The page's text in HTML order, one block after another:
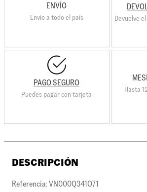
ENVÍO
Envio a todo el país
Devuelve
PAGO SEGURO
Puedes pagar con tarjeta
Hasta
DESCRIPCIÓN
Referencia: VN000Q341O71